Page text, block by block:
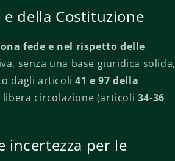
della Costituzione
fede e nel rispetto delle
senza una base giuridica solida,
dagli articoli41 e 97 della
circolazione (articoli 34-36
incertezza per le